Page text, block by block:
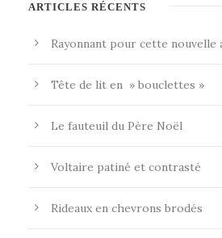
ARTICLES RÉCENTS
Rayonnant pour cette nouvelle
Tête de lit en » bouclettes »
Le fauteuil du Père Noël
Voltaire patiné et contrasté
Rideaux en chevrons brodés